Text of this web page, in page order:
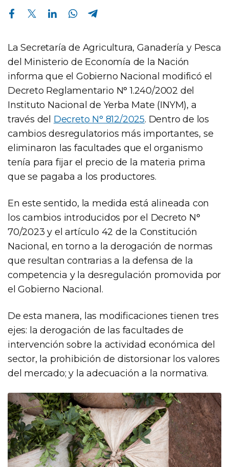
Compartir en Facebook Compartir en Twitter Compartir en Linkedin Compartir en Whatsapp
La Secretaría de Agricultura, Ganadería y Pesca
del Ministerio de Economía de la Nación
informa que el Gobierno Nacional modificó el
Decreto Reglamentario N° 1.240/2002 del
Instituto Nacional de Yerba Mate (INYM), a
través del Decreto N° 812/2025. Dentro de los
cambios desregulatorios más importantes, se
eliminaron las facultades que el organismo
tenía para fijar el precio de la materia prima
que se pagaba a los productores.
En este sentido, la medida está alineada con
los cambios introducidos por el Decreto N°
70/2023 y el artículo 42 de la Constitución
Nacional, en torno a la derogación de normas
que resultan contrarias a la defensa de la
competencia y la desregulación promovida por
el Gobierno Nacional.
De esta manera, las modificaciones tienen tres
ejes: la derogación de las facultades de
intervención sobre la actividad económica del
sector, la prohibición de distorsionar los valores
del mercado; y la adecuación a la normativa.